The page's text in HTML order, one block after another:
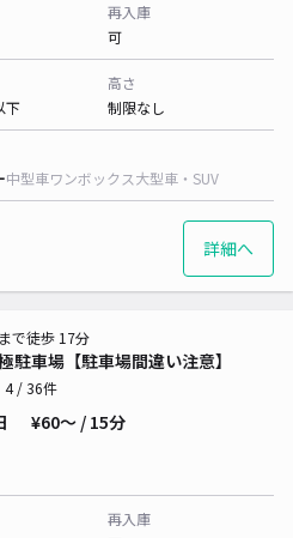
再入庫
可
下
高さ
制限なし
中型車ワンボックス大型車・SUV
詳細へ
駐車場【駐車場間違い注意】
で徒歩 17分
4/ 36件
¥60〜 / 15分
再入庫